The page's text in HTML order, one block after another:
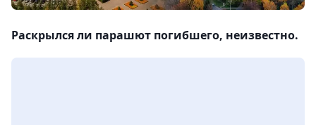
Раскрылся ли парашют погибшего, неизвестно.